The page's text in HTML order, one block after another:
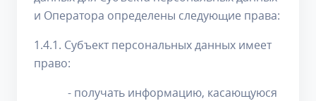
и Оператора определены следующие права:
1.4.1. Субъект персональных данных имеет
право:
- получать информацию, касающуюся